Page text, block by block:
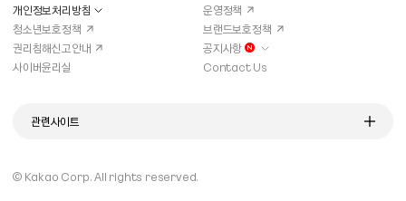
개인정보처리방침
운영정책
청소년보호정책
브랜드보호정책
권리침해신고안내
공지사항
사이버윤리실 Contact Us
관련사이트
© Kakao Corp.All rights reserved.